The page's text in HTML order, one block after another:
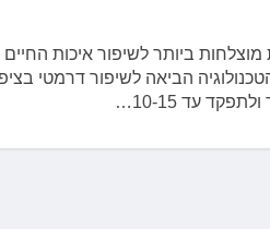
מוצלחות ביותר לשיפור איכות
הביאה לשיפור דרמטי
עד 10-15…